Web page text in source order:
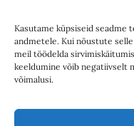
Kasutame küpsiseid seadme
andmetele. Kui nõustute
meil töödelda
keeldumine võib negatiivselt
võimalusi.
Kultuurileht 1994-1997
Reede 1989-1990
Sirp ja Vasar 1940-1989